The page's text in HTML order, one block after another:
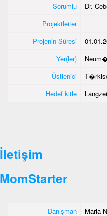
Sorumlu
Dr.
Projektleiter
Projenin Süresi
Yer(ler)
Üstlenici
Hedef kitle
İletişim
MomStarter
Danışman
Maria